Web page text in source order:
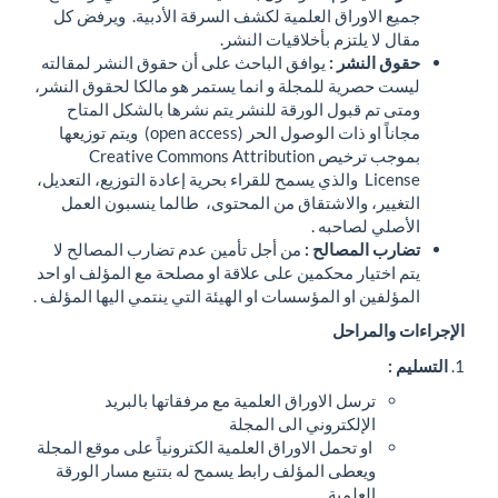
العلمية لكشف السرقة الأدبية. ويرفض كل
بأخلاقيات النشر.
يوافق الباحث على أن حقوق النشر لمقالته
للمجلة و انما يستمر هو مالكا لحقوق النشر،
الورقة للنشر يتم نشرها بالشكل المتاح
مجاناً او ذات الوصول الحر (open access) ويتم توزيعها
بموجب ترخيص Creative Commons Attribution
License والذي يسمح للقراء بحرية إعادة التوزيع، التعديل،
والاشتقاق من المحتوى، طالما ينسبون العمل
: من أجل تأمين عدم تضارب المصالح لا
محكمين على علاقة او مصلحة مع المؤلف او احد
او المؤسسات او الهيئة التي ينتمي اليها المؤلف .
الاوراق العلمية مع مرفقاتها بالبريد
الى المجلة
تحمل الاوراق العلمية الكترونياً على موقع المجلة
المؤلف رابط يسمح له بتتبع مسار الورقة